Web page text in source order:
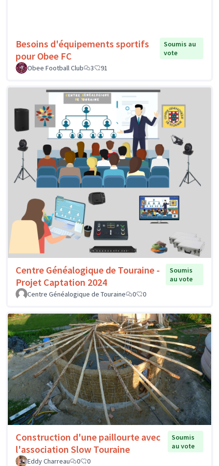
Besoins d'équipements sportifs
pour Obee FC
Soumis au
vote
Obee Football Club
3 91
Centre Généalogique de Touraine -
Projet Captation 2024
Soumis
au vote
Centre Généalogique de Touraine
0 0
Construction d'une paillourte avec
l'association Slow Touraine
Soumis
au vote
Eddy Charreau
0 0